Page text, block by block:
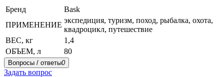
Бренд
Bask
ПРИМЕНЕНИЕ
экспедиция, туризм, поход, рыбалка, охота,
квадроцикл, путешествие
ВЕС, кг
1,4
ОБЪЕМ, л
80
Вопросы / ответы0
Задать вопрос